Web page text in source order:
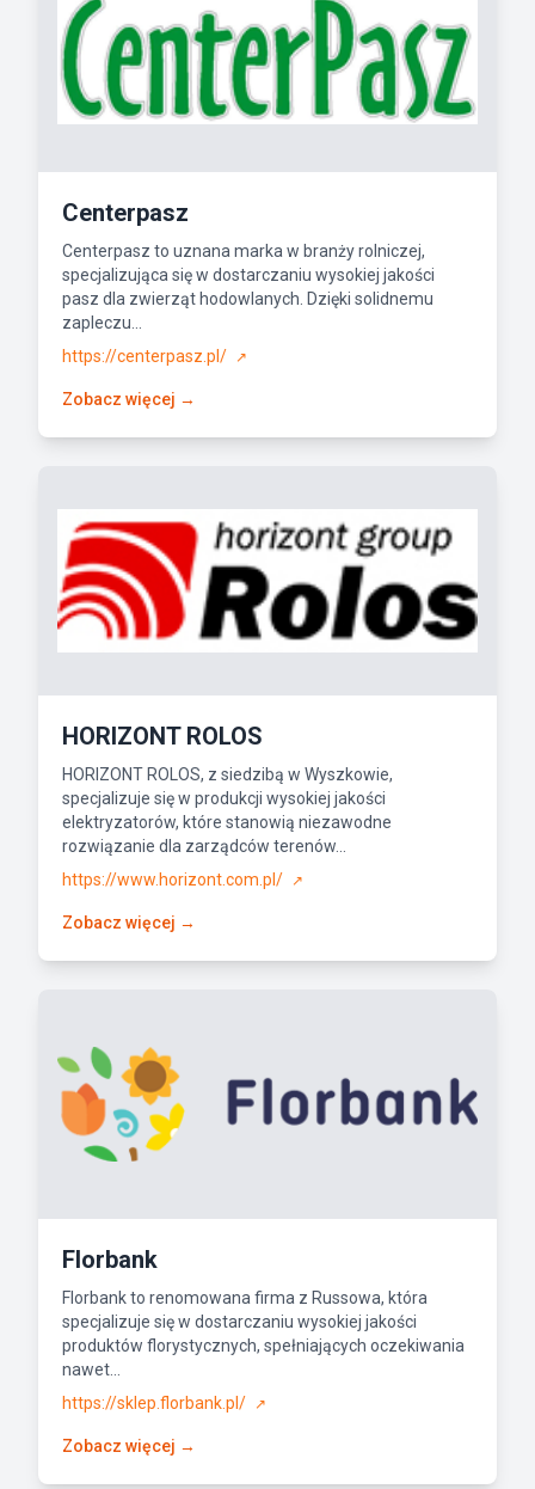
Centerpasz
Centerpasz to uznana marka w branży rolniczej,
specjalizująca się w dostarczaniu wysokiej jakości
pasz dla zwierząt hodowlanych. Dzięki solidnemu
zapleczu...
https://centerpasz.pl/
↗
Zobacz więcej →
HORIZONT ROLOS
HORIZONT ROLOS, z siedzibą w Wyszkowie,
specjalizuje się w produkcji wysokiej jakości
elektryzatorów, które stanowią niezawodne
rozwiązanie dla zarządców terenów...
https://www.horizont.com.pl/
↗
Zobacz więcej →
Florbank
Florbank to renomowana firma z Russowa, która
specjalizuje się w dostarczaniu wysokiej jakości
produktów florystycznych, spełniających oczekiwania
nawet...
https://sklep.florbank.pl/
↗
Zobacz więcej →